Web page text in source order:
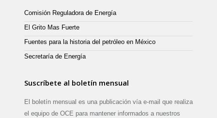
Comisión Reguladora de Energía
El Grito Mas Fuerte
Fuentes para la historia del petróleo en México
Secretaría de Energía
Suscríbete al boletín mensual
El boletín mensual es una publicación vía e-mail que realiza
el equipo de OCE para mantener informados a nuestros